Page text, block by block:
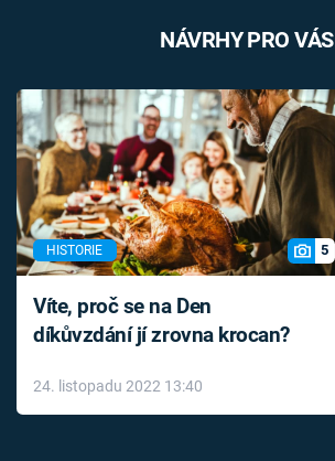
NÁVRHY PRO VÁS
HISTORIE 5
Víte, proč se na Den
díkůvzdání jí zrovna krocan?
24. listopadu 2022 13:40